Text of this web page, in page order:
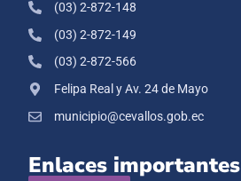
(03) 2-872-148
(03) 2-872-149
(03) 2-872-566
Felipa Real y Av. 24 de Mayo
municipio@cevallos.gob.ec
Enlaces importantes